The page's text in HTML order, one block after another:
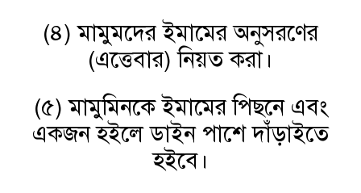
(৪) মামুমদের ইমামের অনুসরণের
(এত্তেবার) নিয়ত করা।
(৫) মামুমিনকে ইমামের পিছনে এবং
একজন হইলে ডাইন পাশে দাঁড়াইতে
হইবে।